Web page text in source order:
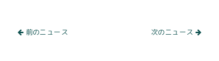
前のニュース 次のニュース